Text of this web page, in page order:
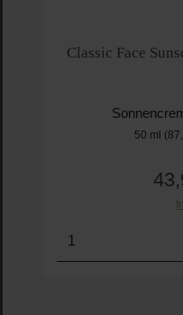
Classic Face
50 ml
Produkt